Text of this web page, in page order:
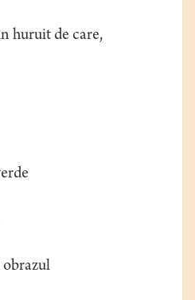
huruit de care,